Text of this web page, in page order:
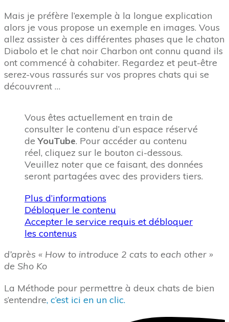
Mais je préfère l’exemple à la longue explication
alors je vous propose un exemple en images. Vous
allez assister à ces différentes phases que le chaton
Diabolo et le chat noir Charbon ont connu quand ils
ont commencé à cohabiter. Regardez et peut-être
serez-vous rassurés sur vos propres chats qui se
découvrent …
Vous êtes actuellement en train de
consulter le contenu d’un espace réservé
deYouTube. Pour accéder au contenu
réel, cliquez sur le bouton ci-dessous.
Veuillez noter que ce faisant, des données
seront partagées avec des providers tiers.
Plus d’informations
Débloquer le contenu
Accepter le service requis et débloquer
les contenus
d’après « How to introduce 2 cats to each other »
de Sho Ko
La Méthode pour permettre à deux chats de bien
s’entendre, c’est ici en un clic.